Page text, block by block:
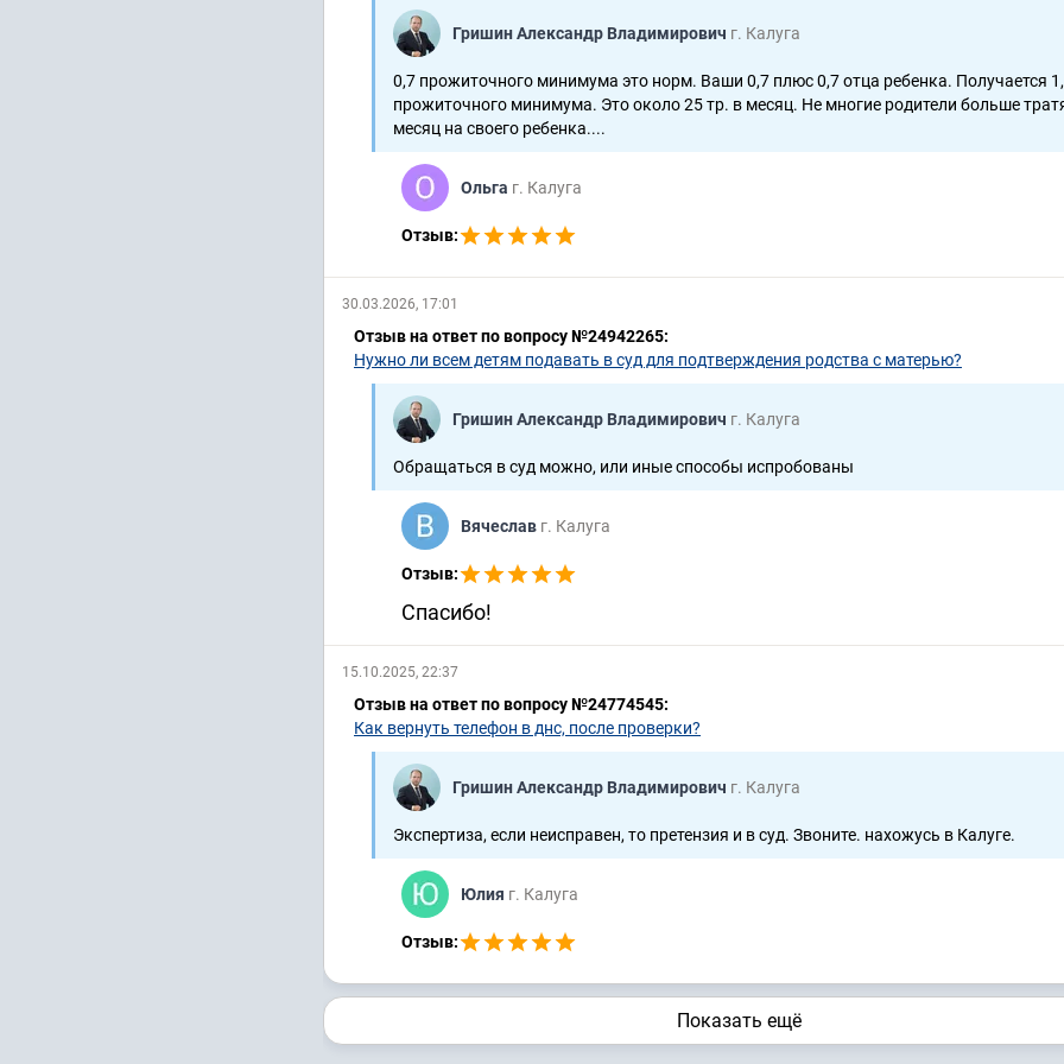
Гришин Александр Владимирович г. Калуга
0,7 прожиточного минимума это норм. Ваши 0,7 плюс 0,7 отца ребенка. Получается
прожиточного минимума. Это около 25 тр. в месяц. Не многие родители больше
месяц на своего ребенка....
Ольга г. Калуга
Отзыв:
30.03.2026, 17:01
Отзыв на ответ по вопросу №24942265:
Нужно ли всем детям подавать в суд для подтверждения родства с матерью?
Гришин Александр Владимирович г. Калуга
Обращаться в суд можно, или иные способы испробованы
Вячеслав г. Калуга
Отзыв:
Спасибо!
15.10.2025, 22:37
Отзыв на ответ по вопросу №24774545:
Как вернуть телефон в днс, после проверки?
Гришин Александр Владимирович г. Калуга
Экспертиза, если неисправен, то претензия и в суд. Звоните. нахожусь в Калуге.
Юлия г. Калуга
Отзыв:
Показать ещё